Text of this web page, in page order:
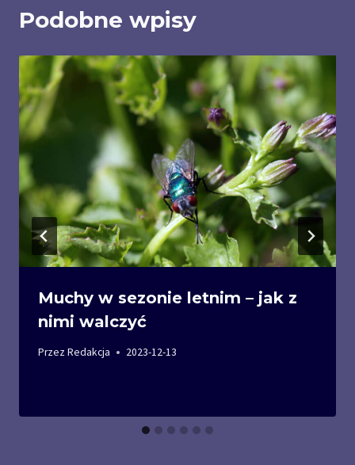
Podobne wpisy
Muchy w sezonie letnim – jak z
nimi walczyć
PrzezRedakcja 2023-12-13